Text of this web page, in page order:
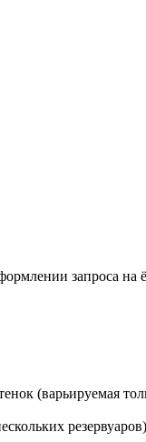
запроса на
(варьируемая